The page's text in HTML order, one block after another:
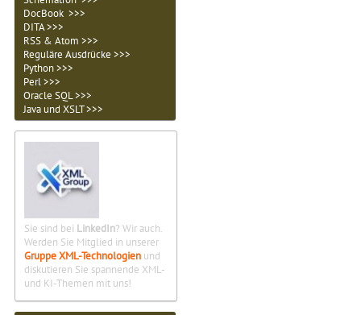
DocBook >>>
DITA >>>
RSS & Atom >>>
Reguläre Ausdrücke >>>
Python >>>
Perl >>>
Oracle SQL >>>
Java und XSLT >>>
Sie sind bei LinkedIn? Wir auch.
Werden Sie Mitglied in unserer
Gruppe XML-Technologien und
diskutieren Sie spannende XML-
und KI-Themen mit uns!